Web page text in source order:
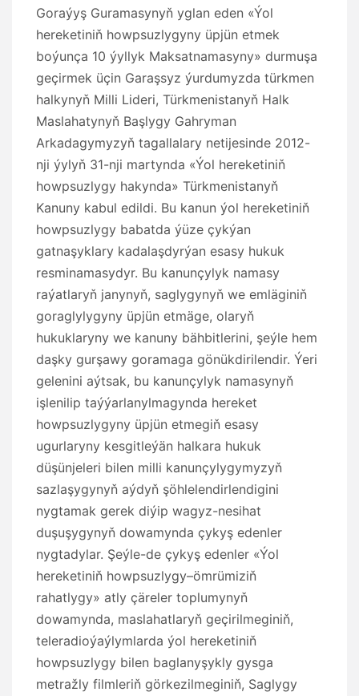
Goraýyş Guramasynyň yglan eden «Ýol
hereketiniň howpsuzlygyny üpjün etmek
boýunça 10 ýyllyk Maksatnamasyny» durmuşa
geçirmek üçin Garaşsyz ýurdumyzda türkmen
halkynyň Milli Lideri, Türkmenistanyň Halk
Maslahatynyň Başlygy Gahryman
Arkadagymyzyň tagallalary netijesinde 2012-
nji ýylyň 31-nji martynda «Ýol hereketiniň
howpsuzlygy hakynda» Türkmenistanyň
Kanuny kabul edildi. Bu kanun ýol hereketiniň
howpsuzlygy babatda ýüze çykýan
gatnaşyklary kadalaşdyrýan esasy hukuk
resminamasydyr. Bu kanunçylyk namasy
raýatlaryň janynyň, saglygynyň we emläginiň
goraglylygyny üpjün etmäge, olaryň
hukuklaryny we kanuny bähbitlerini, şeýle hem
daşky gurşawy goramaga gönükdirilendir. Ýeri
gelenini aýtsak, bu kanunçylyk namasynyň
işlenilip taýýarlanylmagynda hereket
howpsuzlygyny üpjün etmegiň esasy
ugurlaryny kesgitleýän halkara hukuk
düşünjeleri bilen milli kanunçylygymyzyň
sazlaşygynyň aýdyň şöhlelendirlendigini
nygtamak gerek diýip wagyz-nesihat
duşuşygynyň dowamynda çykyş edenler
nygtadylar. Şeýle-de çykyş edenler «Ýol
hereketiniň howpsuzlygy–ömrümiziň
rahatlygy» atly çäreler toplumynyň
dowamynda, maslahatlaryň geçirilmeginiň,
teleradioýaýlymlarda ýol hereketiniň
howpsuzlygy bilen baglanyşykly gysga
metražly filmleriň görkezilmeginiň, Saglygy